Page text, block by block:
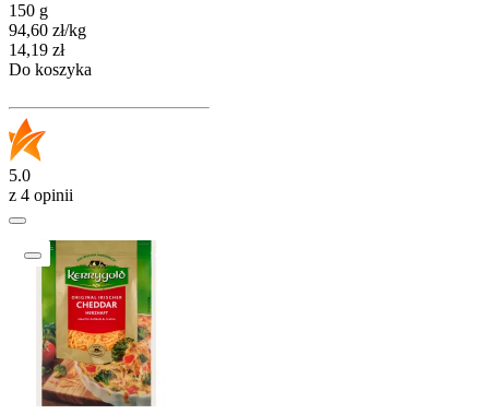
150 g
94,60 zł/kg
Cena
14,19 zł
Do koszyka
5.0
z 4 opinii